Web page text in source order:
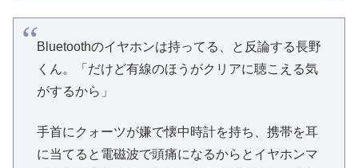
Bluetoothのイヤホンは持ってる、と反論する長野
くん。「だけど有線のほうがクリアに聴こえる気
がするから」
手首にクォーツが嫌で懐中時計を持ち、携帯を耳
に当てると電磁波で頭痛になるからとイヤホンマ